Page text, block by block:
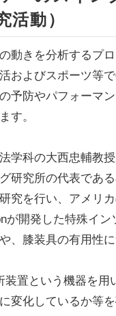
活動）
動きを分析するプ
およびスポーツ等
予防やパフォーマ
す。
学科の大西忠輔教
研究所の代表であ
究を行い、アメリ
が開発した特殊イン
、膝装具の有用性
装置という機器を用
変化しているか等